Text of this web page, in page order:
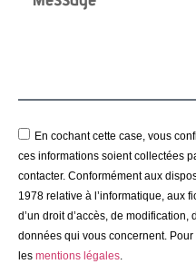
En cochant cette case, vous
ces informations soient collectées
contacter. Conformément aux
1978 relative à l’informatique, aux
d’un droit d’accès, de
données qui vous concernent.
les mentions légales.